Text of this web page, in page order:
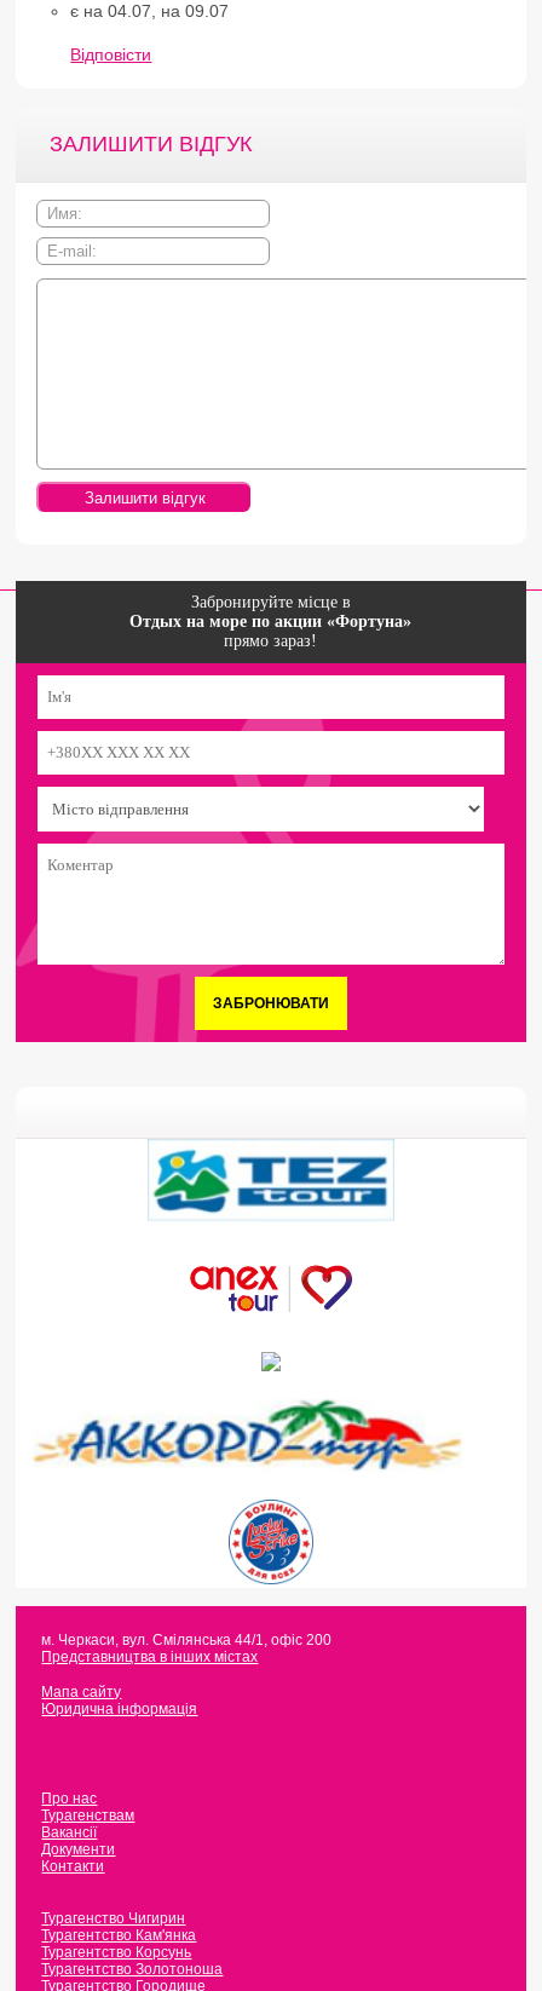
є на 04.07, на 09.07
Відповіcти
ЗАЛИШИТИ ВІДГУК
Забронируйте місце в
Отдых на море по акции «Фортуна»
прямо зараз!
ЗАБРОНЮВАТИ
м. Черкаси,вул. Смілянська 44/1, офіс 200
Представництва в інших містах
Мапа сайту
Юридична інформація
Про нас
Турагенствам
Вакансії
Документи
Контакти
Турагенство Чигирин
Турагентство Кам'янка
Турагентство Корсунь
Турагентство Золотоноша
Турагентство Городище